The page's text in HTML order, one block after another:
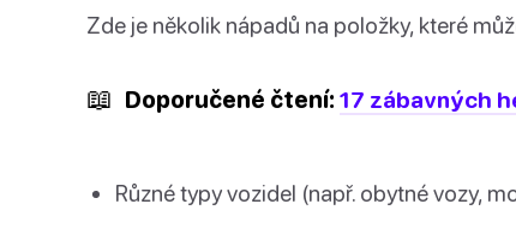
Zde je několik nápadů na položky, které
📖 Doporučené čtení: 17 zábavných
Různé typy vozidel (např. obytné vozy,